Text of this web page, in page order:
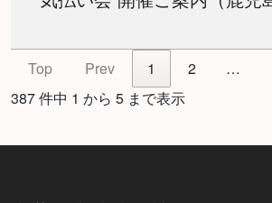
Top Prev 1 2 …
387 件中 1 から 5 まで表示